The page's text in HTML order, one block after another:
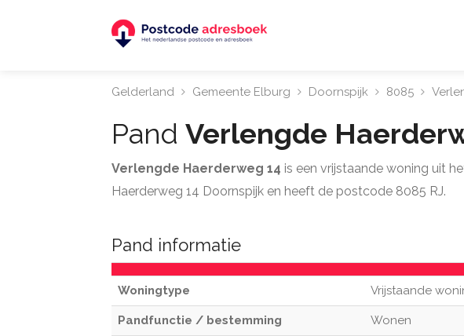
Gelderland Gemeente Elburg Doornspijk 8085
Pand Verlengde
Verlengde Haerderweg 14 is een vrijstaande woning uit
Haerderweg 14 Doornspijk en heeft de postcode 8085 RJ.
Pand informatie
Woningtype Vrijstaande
Pandfunctie / bestemming Wonen